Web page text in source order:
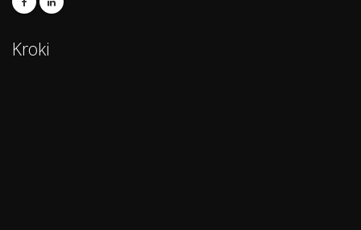
Kroki